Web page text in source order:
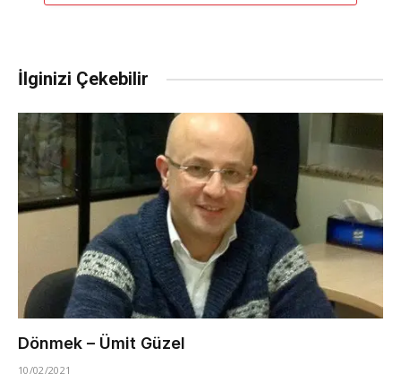
İlginizi Çekebilir
Dönmek – Ümit Güzel
10/02/2021